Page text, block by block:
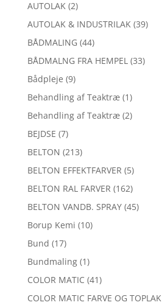
AUTOLAK (2)
AUTOLAK & INDUSTRILAK (39)
BÅDMALING (44)
BÅDMALNG FRA HEMPEL (33)
Bådpleje (9)
Behandling af Teaktræ (1)
Behandling af Teaktræ (2)
BEJDSE (7)
BELTON (213)
BELTON EFFEKTFARVER (5)
BELTON RAL FARVER (162)
BELTON VANDB. SPRAY (45)
Borup Kemi (10)
Bund (17)
Bundmaling (1)
COLOR MATIC (41)
COLOR MATIC FARVE OG TOPLAK